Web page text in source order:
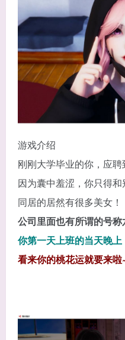
游戏介绍
刚刚大学毕业的你，应
因为囊中羞涩，你只得
同居的居然有很多美女！
公司里面也有所谓的号称
你第一天上班的当天晚
看来你的桃花运就要来啦